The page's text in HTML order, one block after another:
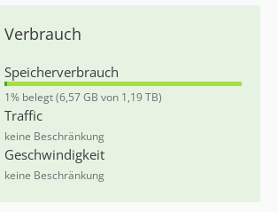
Verbrauch
Speicherverbrauch
0
,
5
5
%
1% belegt (6,57 GB von 1,19 TB)
Traffic
keine Beschränkung
Geschwindigkeit
keine Beschränkung